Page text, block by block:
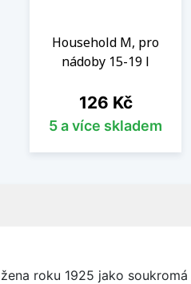
Household M, pro
nádoby 15-19 l
Cena
126 Kč
5 a více skladem
roku 1925 jako